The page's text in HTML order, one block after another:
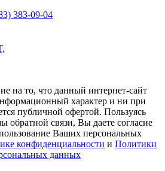
383-09-04
на то, что данный интернет-сайт
характер и ни при
публичной офертой. Пользуясь
обратной связи, Вы даете согласие
Ваших персональных
конфиденциальности и Политики
данных